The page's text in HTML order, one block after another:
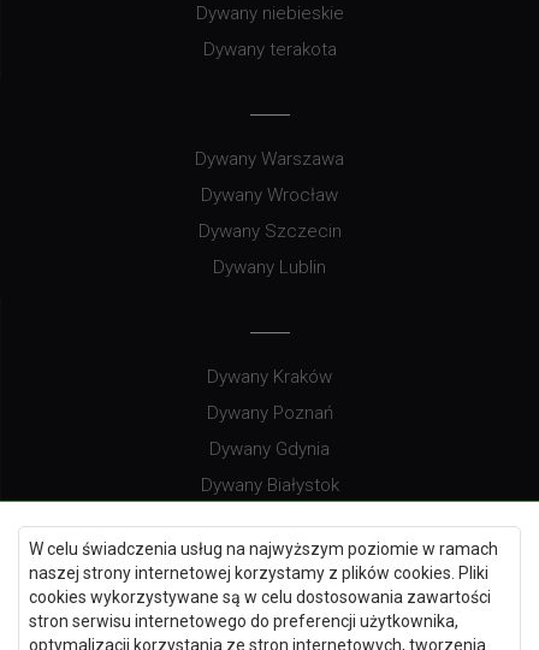
W celu świadczenia usług na najwyższym poziomie w ramach
naszej strony internetowej korzystamy z plików cookies. Pliki
cookies wykorzystywane są w celu dostosowania zawartości
stron serwisu internetowego do preferencji użytkownika,
optymalizacji korzystania ze stron internetowych, tworzenia
Dywany niebieskie
Dywany terakota
Dywany Warszawa
Dywany Wrocław
Dywany Szczecin
Dywany Lublin
Dywany Kraków
Dywany Poznań
Dywany Gdynia
Dywany Białystok
Dywany Kielce
Dywany Gdańsk